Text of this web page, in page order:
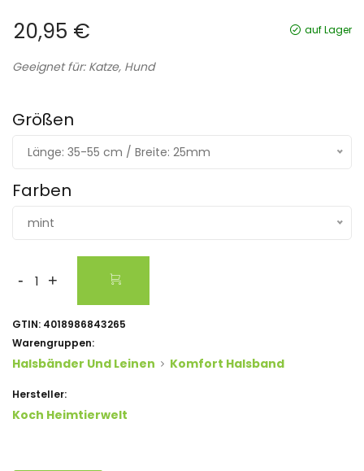
20,95 € auf Lager
Geeignet für: Katze, Hund
Größen
Länge: 35-55 cm / Breite: 25mm
Farben
mint
- +
GTIN: 4018986843265
Warengruppen:
Halsbänder Und Leinen Komfort Halsband
Hersteller:
Koch Heimtierwelt